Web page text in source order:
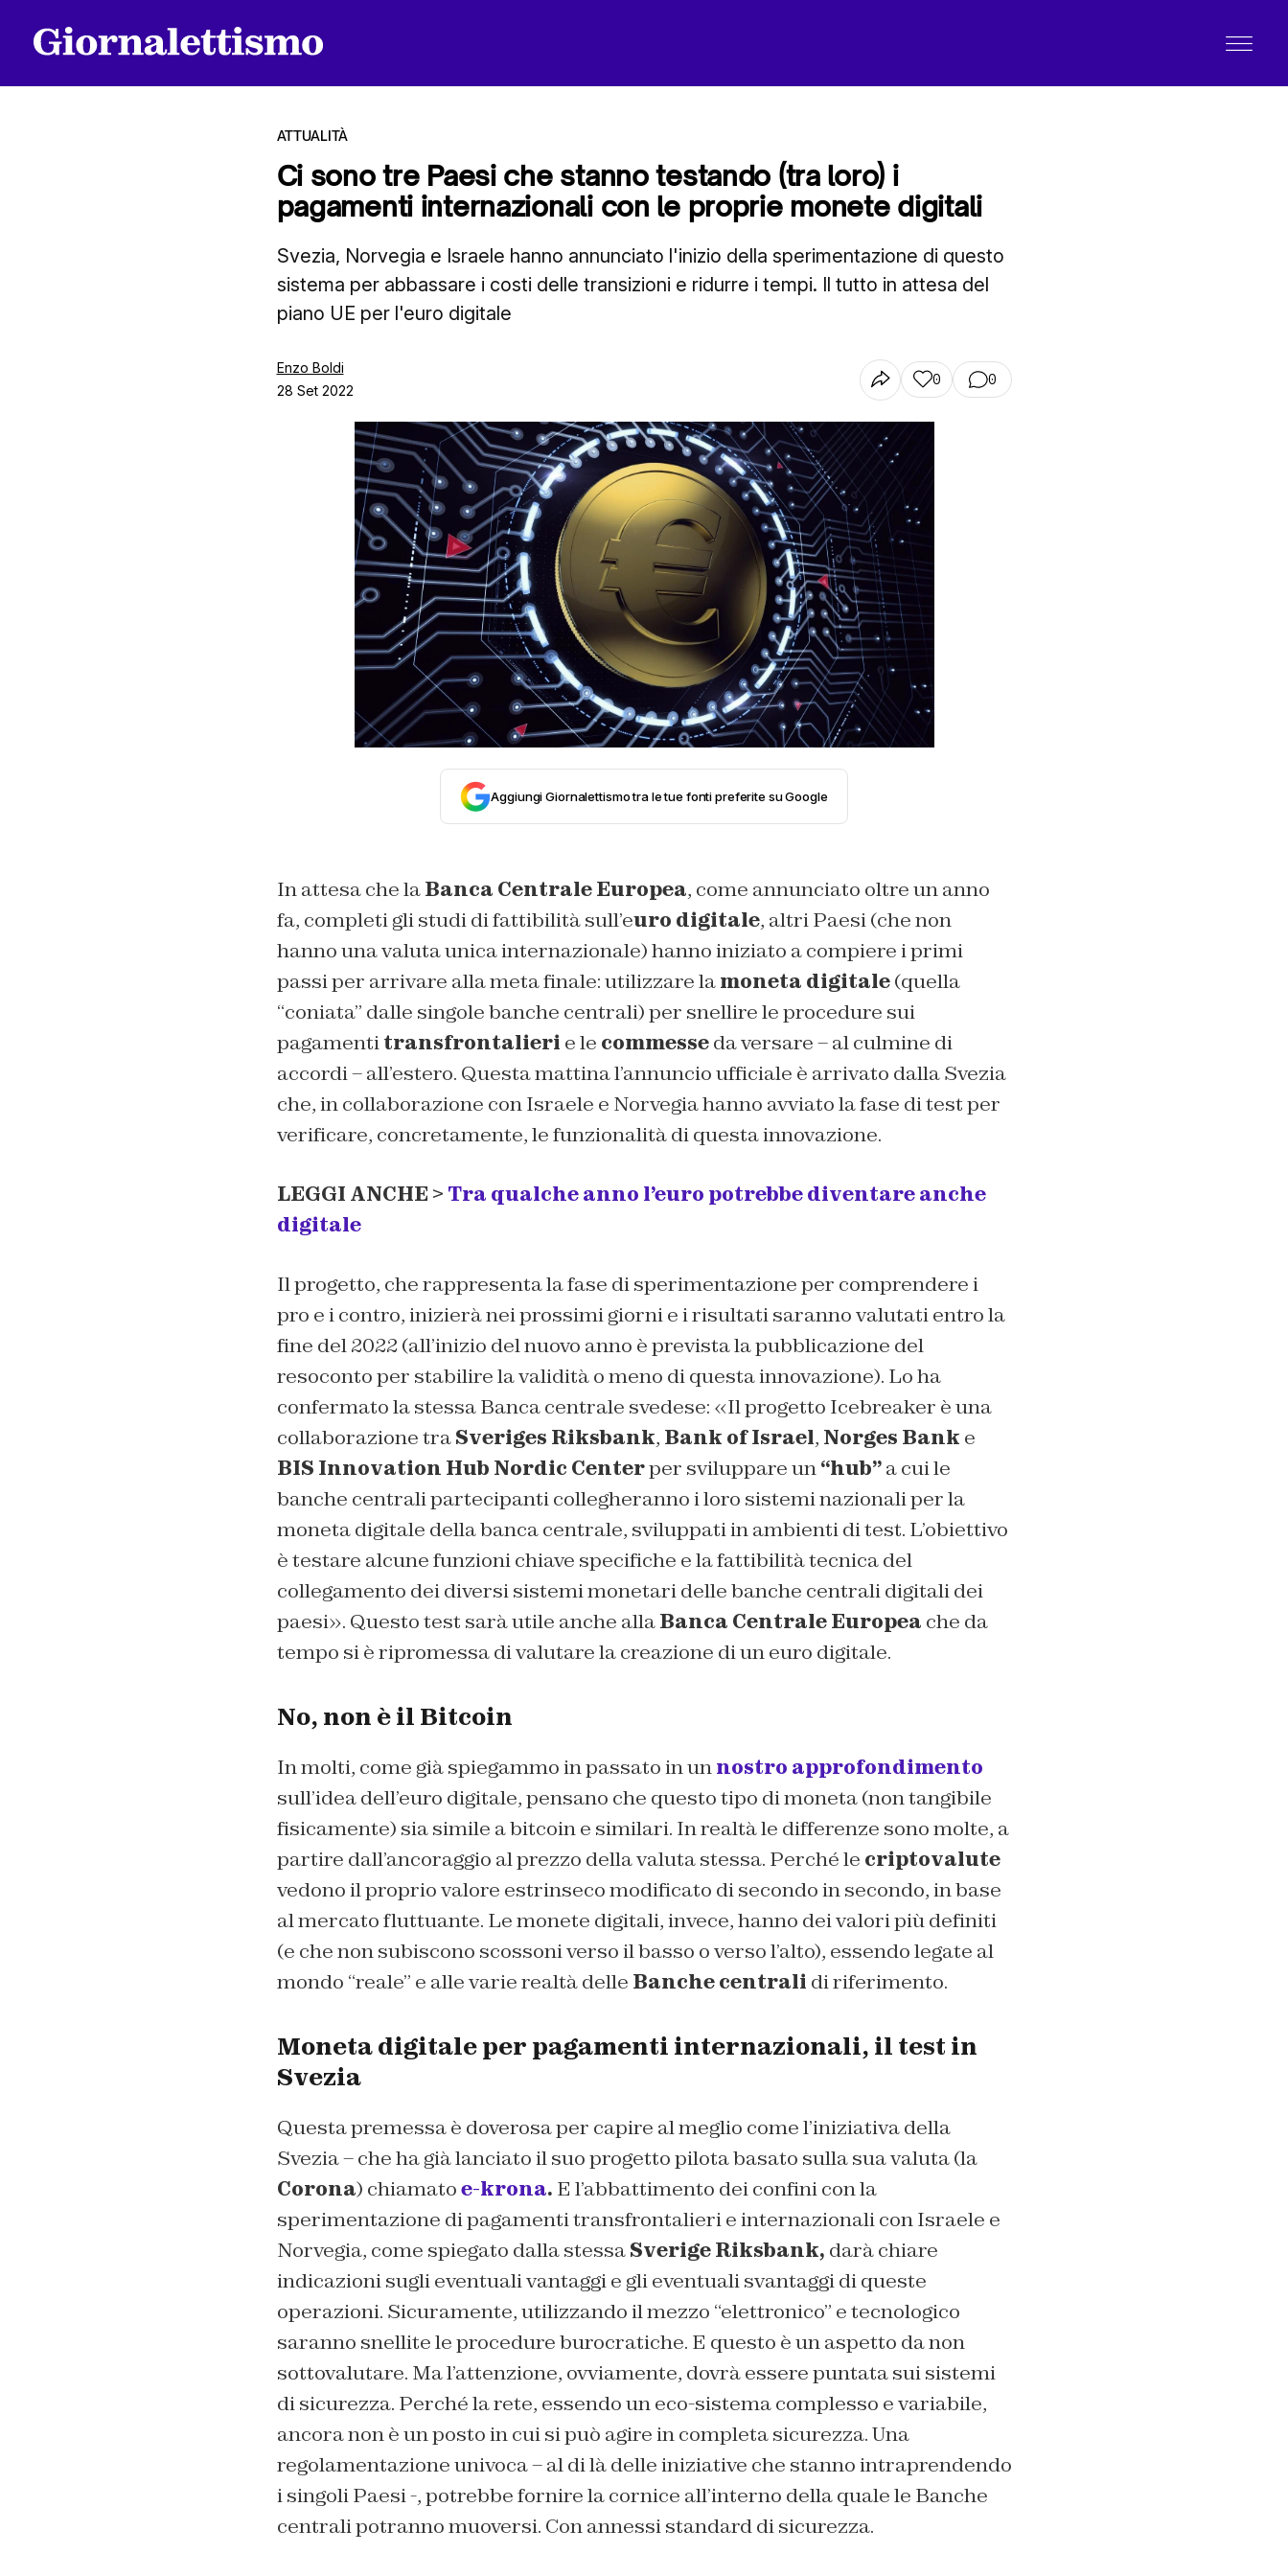
ATTUALITÀ
Ci sono tre Paesi che stanno testando (tra loro) i
pagamenti internazionali con le proprie monete digitali
Svezia, Norvegia e Israele hanno annunciato l'inizio della sperimentazione di questo
sistema per abbassare i costi delle transizioni e ridurre i tempi. Il tutto in attesa del
piano UE per l'euro digitale
Enzo Boldi
28 Set 2022
0 0
Aggiungi Giornalettismo tra le tue fonti preferite su Google
In attesa che laBanca Centrale Europea, come annunciato oltre un anno
fa, completi gli studi di fattibilità sull’euro digitale, altri Paesi (che non
hanno una valuta unica internazionale) hanno iniziato a compiere i primi
passi per arrivare alla meta finale: utilizzare lamoneta digitale(quella
“coniata” dalle singole banche centrali) per snellire le procedure sui
pagamentitransfrontalieri e le commesseda versare – al culmine di
accordi – all’estero. Questa mattina l’annuncio ufficiale è arrivato dalla Svezia
che, in collaborazione con Israele e Norvegia hanno avviato la fase di test per
verificare, concretamente, le funzionalità di questa innovazione.
LEGGI ANCHE > Tra qualche anno l’euro potrebbe diventare anche
digitale
Il progetto, che rappresenta la fase di sperimentazione per comprendere i
pro e i contro, inizierà nei prossimi giorni e i risultati saranno valutati entro la
fine del 2022 (all’inizio del nuovo anno è prevista la pubblicazione del
resoconto per stabilire la validità o meno di questa innovazione). Lo ha
confermato la stessa Banca centrale svedese: «Il progetto Icebreaker è una
collaborazione traSveriges Riksbank, Bank of Israel, Norges Bank e
BIS Innovation Hub Nordic Centerper sviluppare un“hub”a cui le
banche centrali partecipanti collegheranno i loro sistemi nazionali per la
moneta digitale della banca centrale, sviluppati in ambienti di test. L’obiettivo
è testare alcune funzioni chiave specifiche e la fattibilità tecnica del
collegamento dei diversi sistemi monetari delle banche centrali digitali dei
paesi». Questo test sarà utile anche allaBanca Centrale Europea che da
tempo si è ripromessa di valutare la creazione di un euro digitale.
No, non è il Bitcoin
In molti, come già spiegammo in passato in unnostro approfondimento
sull’idea dell’euro digitale, pensano che questo tipo di moneta (non tangibile
fisicamente) sia simile a bitcoin e similari. In realtà le differenze sono molte, a
partire dall’ancoraggio al prezzo della valuta stessa. Perché le criptovalute
vedono il proprio valore estrinseco modificato di secondo in secondo, in base
al mercato fluttuante. Le monete digitali, invece, hanno dei valori più definiti
(e che non subiscono scossoni verso il basso o verso l’alto), essendo legate al
mondo “reale” e alle varie realtà delle Banche centrali di riferimento.
Moneta digitale per pagamenti internazionali, il test in
Svezia
Questa premessa è doverosa per capire al meglio come l’iniziativa della
Svezia – che ha già lanciato il suo progetto pilota basato sulla sua valuta (la
Corona) chiamatoe-krona. E l’abbattimento dei confini con la
sperimentazione di pagamenti transfrontalieri e internazionali con Israele e
Norvegia, come spiegato dalla stessaSverige Riksbank, darà chiare
indicazioni sugli eventuali vantaggi e gli eventuali svantaggi di queste
operazioni. Sicuramente, utilizzando il mezzo “elettronico” e tecnologico
saranno snellite le procedure burocratiche. E questo è un aspetto da non
sottovalutare. Ma l’attenzione, ovviamente, dovrà essere puntata sui sistemi
di sicurezza. Perché la rete, essendo un eco-sistema complesso e variabile,
ancora non è un posto in cui si può agire in completa sicurezza. Una
regolamentazione univoca – al di là delle iniziative che stanno intraprendendo
i singoli Paesi -, potrebbe fornire la cornice all’interno della quale le Banche
centrali potranno muoversi. Con annessi standard di sicurezza.